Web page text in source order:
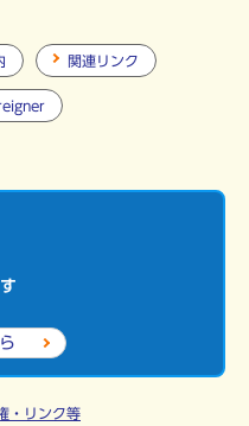
関連リンク
・リンク等